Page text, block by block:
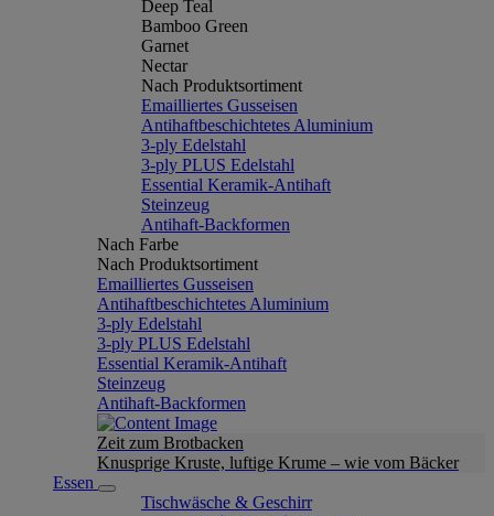
Deep Teal
Bamboo Green
Garnet
Nectar
Nach Produktsortiment
Emailliertes Gusseisen
Antihaftbeschichtetes Aluminium
3-ply Edelstahl
3-ply PLUS Edelstahl
Essential Keramik-Antihaft
Steinzeug
Antihaft-Backformen
Nach Farbe
Nach Produktsortiment
Emailliertes Gusseisen
Antihaftbeschichtetes Aluminium
3-ply Edelstahl
3-ply PLUS Edelstahl
Essential Keramik-Antihaft
Steinzeug
Antihaft-Backformen
Zeit zum Brotbacken
Knusprige Kruste, luftige Krume – wie vom Bäcker
Essen
Tischwäsche & Geschirr